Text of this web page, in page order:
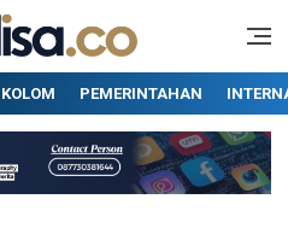
Analisa terpercaya
KOLOM PEMERINTAHAN